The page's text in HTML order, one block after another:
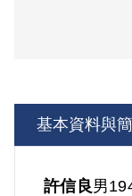
基本資料與
許信良男